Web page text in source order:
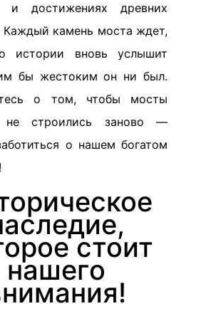
и достижениях древних
камень моста ждет,
истории вновь услышит
бы жестоким он ни был.
о том, чтобы мосты
не строились заново —
о нашем богатом
стоит
нашего